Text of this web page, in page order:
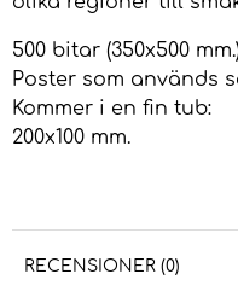
500 bitar (350x500
Poster som används
Kommer i en fin tub:
200x100 mm.
RECENSIONER (0)